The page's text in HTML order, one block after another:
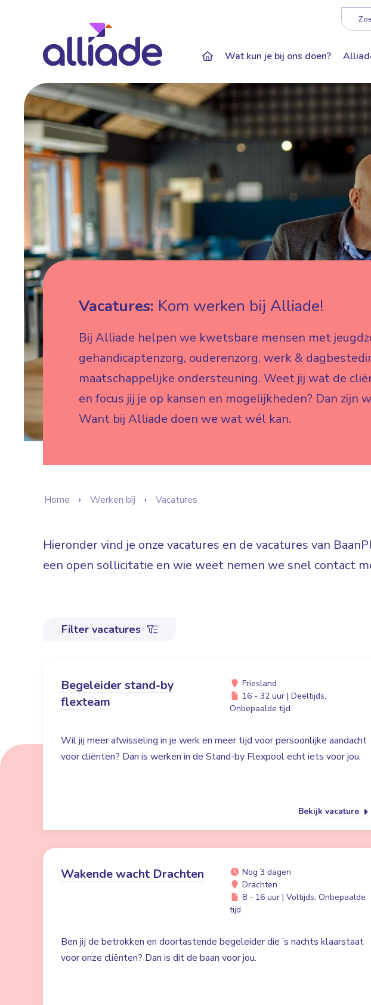
Wat kun je bij ons doen?
Vacatures: Kom werken bij Alliade!
Bij Alliade helpen we kwetsbare mensen met
gehandicaptenzorg, ouderenzorg, werk &
maatschappelijke ondersteuning. Weet jij wat de
en focus jij je op kansen en mogelijkheden? Dan zijn
Want bij Alliade doen we wat wél kan.
Home Werken bij Vacatures
Hieronder vind je onze vacatures en de vacatures van
een open sollicitatie en wie weet nemen we snel contact
Filter vacatures
Begeleider stand-by
flexteam
Friesland
16 - 32 uur | Deeltijds,
Onbepaalde tijd
Wil jij meer afwisseling in je werk en meer tijd voor persoonlijke aandacht
voor cliënten? Dan is werken in de Stand-by Flexpool echt iets voor jou.
Bekijk vacature
Wakende wacht Drachten
Nog 3 dagen
Drachten
8 - 16 uur | Voltijds, Onbepaalde
tijd
Ben jij de betrokken en doortastende begeleider die ’s nachts klaarstaat
voor onze cliënten? Dan is dit de baan voor jou.